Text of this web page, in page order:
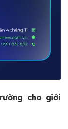
cho giới